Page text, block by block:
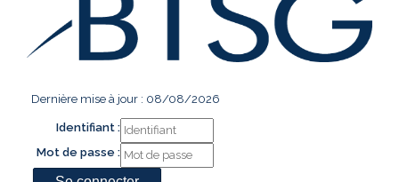
Dernière mise à jour : 08/08/2026
Identifiant :
Mot de passe :